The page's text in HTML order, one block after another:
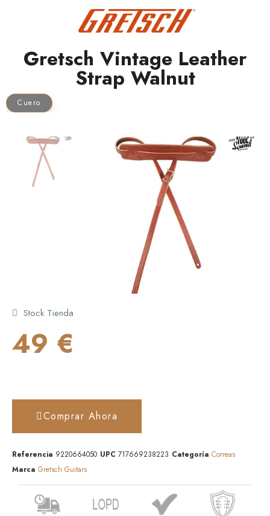
Gretsch Vintage Leather
Strap Walnut
Cuero
Stock Tienda
49 €
Comprar Ahora
Referencia 9220664050 UPC 717669238223 Categoría Correas
Marca Gretsch Guitars